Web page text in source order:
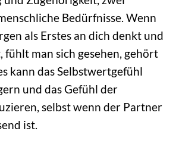
Bedürfnisse. Wenn
als Erstes an dich denkt und
man sich gesehen, gehört
kann das Selbstwertgefühl
und das Gefühl der
selbst wenn der Partner
ist.